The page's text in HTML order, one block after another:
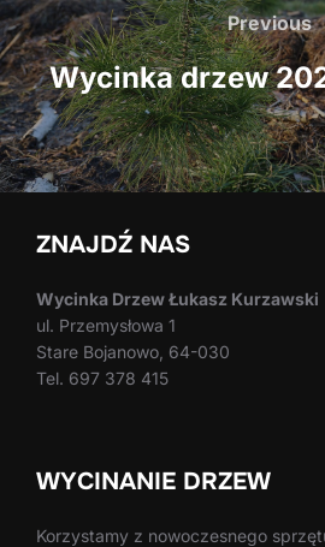
wpisu
Previous
Wycinka drzew
ZNAJDŹ NAS
Wycinka Drzew Łukasz Kurzawski
ul. Przemysłowa 1
Stare Bojanowo, 64-030
Tel. 697 378 415
WYCINANIE DRZEW
Korzystamy z nowoczesnego